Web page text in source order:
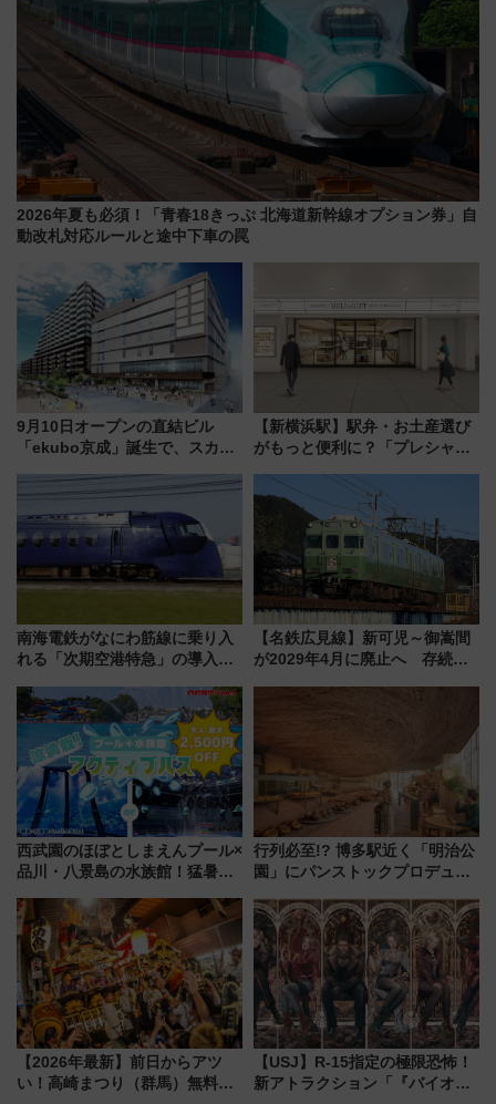
2026年夏も必須！「青春18きっぷ 北海道新幹線オプション券」自
動改札対応ルールと途中下車の罠
9月10日オープンの直結ビル
「ekubo京成」誕生で、スカイ
新鎌ヶ谷はどう変わる？ 全テナ
ント情報も公開！
【新横浜駅】駅弁・お土産選び
がもっと便利に？「プレシャス
ン 場所や営業時間・限定弁当
を紹介
南海電鉄がなにわ筋線に乗り入
れる「次期空港特急」の導入を
日本初の鉄道デザイン
【名鉄広見線】新可児～御嵩間
が2029年4月に廃止へ 存続協
西武園のほぼとしまえんプール×
品川・八景島の水族館！猛暑を
夏休みをお得に楽しむ！
行列必至!? 博多駅近く「明治公
園」にパンストックプロデュー
オープン 秋からはビストロ営業
も！
【2026年最新】前日からアツ
い！高崎まつり（群馬）無料観
【USJ】R-15指定の極限恐怖！
新アトラクション「『バイオハ